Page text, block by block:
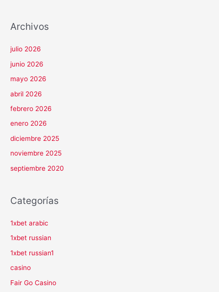
Archivos
julio 2026
junio 2026
mayo 2026
abril 2026
febrero 2026
enero 2026
diciembre 2025
noviembre 2025
septiembre 2020
Categorías
1xbet arabic
1xbet russian
1xbet russian1
casino
Fair Go Casino